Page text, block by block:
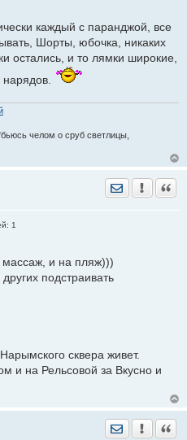
каждый с паранджой, все
Шорты, юбочка, никаких
остались, и то лямки широкие,
челом о сруб светлицы,
Отправить
1
и на пляж)))
подстраивать
сквера живет.
и на Рельсовой за Вкусно и
Отправить